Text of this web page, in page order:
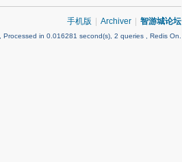
手机版 Archiver 智游城论坛
, Processed in 0.016281 second(s), 2 queries , Redis On.